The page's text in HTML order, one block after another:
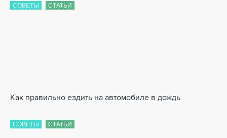
СОВЕТЫ СТАТЬИ
Как правильно ездить на автомобиле в дождь
СОВЕТЫ СТАТЬИ